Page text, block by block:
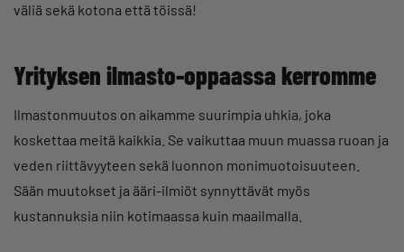
väliä sekä kotona että töissä!
Yrityksen ilmasto-oppaassa kerromme
Ilmastonmuutos on aikamme suurimpia uhkia, joka
koskettaa meitä kaikkia. Se vaikuttaa muun muassa ruoan ja
veden riittävyyteen sekä luonnon monimuotoisuuteen.
Sään muutokset ja ääri-ilmiöt synnyttävät myös
kustannuksia niin kotimaassa kuin maailmalla.